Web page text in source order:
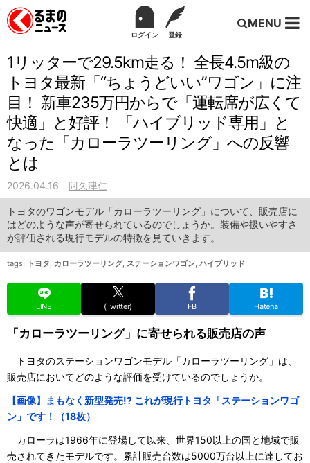
ログイン 登録
MENU
1リッターで29.5km走る！ 全長4.5m級の
トヨタ最新「“ちょうどいい”ワゴン」に注
目！ 新車235万円からで「運転席が広くて
快適」と好評！ 「ハイブリッド専用」と
なった「カローラツーリング」への反響
とは
2026.04.16 阿久津仁
トヨタのワゴンモデル「カローラツーリング」について、販売店に
はどのような声が寄せられているのでしょうか。装備や扱いやすさ
が評価される現行モデルの特徴を見ていきます。
tags: トヨタ, カローラツーリング, ステーションワゴン, ハイブリッド
LINE (Twitter) FB Hatena
「カローラツーリング」に寄せられる販売店の声
トヨタのステーションワゴンモデル「カローラツーリング」は、
販売店においてどのような評価を受けているのでしょうか。
【画像】まもなく新型発売!? これが現行トヨタ「ステーションワゴ
ン」です！（18枚）
カローラは1966年に登場して以来、世界150以上の国と地域で販
売されてきたモデルです。累計販売台数は5000万台以上に達してお